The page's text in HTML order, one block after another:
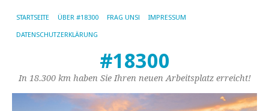
STARTSEITE ÜBER #18300 FRAG UNS! IMPRESSUM
DATENSCHUTZERKLÄRUNG
#18300
In 18.300 km haben Sie Ihren neuen Arbeitsplatz erreicht!